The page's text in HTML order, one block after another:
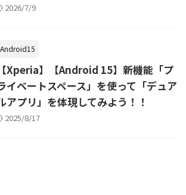
2026/7/9
Android15
【Xperia】【Android 15】新機能「プ
イベートスペース」を使って「デュア
アプリ」を体現してみよう！！
2025/8/17